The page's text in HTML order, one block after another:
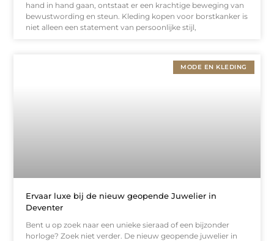
hand in hand gaan, ontstaat er een krachtige beweging van
bewustwording en steun. Kleding kopen voor borstkanker is
niet alleen een statement van persoonlijke stijl,
MODE EN KLEDING
Ervaar luxe bij de nieuw geopende Juwelier in
Deventer
Bent u op zoek naar een unieke sieraad of een bijzonder
horloge? Zoek niet verder. De nieuw geopende juwelier in